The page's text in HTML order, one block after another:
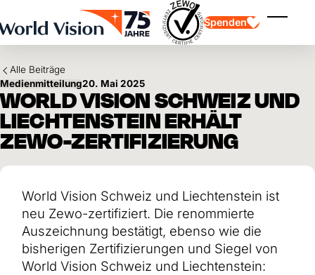
Spenden
Kinderpatenschaft
Geschenkspende
Patenschaft für Kinder in Not
Thematische Spende
Testament und Legat
Philanthropie
Unternehmenskooperationen
Vision und Werte
Partner
Einsatzgebiete
Wirkung und Erfolge
Mittelverwendung
Jahresbericht und Finanzen
Alle Beiträge
Medienmitteilung20. Mai 2025
WORLD VISION SCHWEIZ UND
LIECHTENSTEIN ERHÄLT
ZEWO-ZERTIFIZIERUNG
World Vision Schweiz und Liechtenstein ist
neu Zewo-zertifiziert. Die renommierte
Auszeichnung bestätigt, ebenso wie die
bisherigen Zertifizierungen und Siegel von
World Vision Schweiz und Liechtenstein: